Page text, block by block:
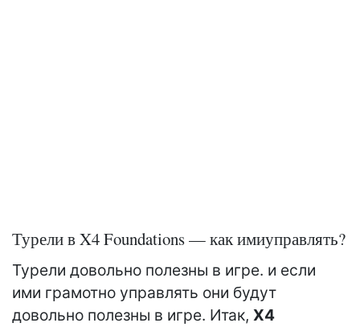
Турели в X4 Foundations — как имиуправлять?
Турели довольно полезны в игре. и если
ими грамотно управлять они будут
довольно полезны в игре. Итак, X4